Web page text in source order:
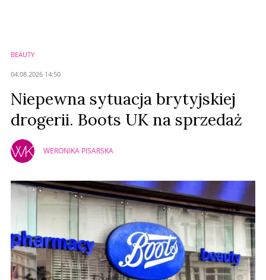
BEAUTY
04.08.2026 14:50
Niepewna sytuacja brytyjskiej
drogerii. Boots UK na sprzedaż
WERONIKA PISARSKA